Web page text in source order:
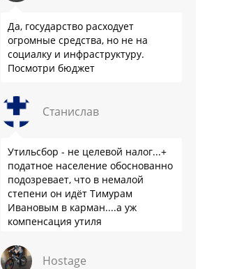
Да, государство расходует
огромные средства, но не на
социалку и инфраструктуру.
Посмотри бюджет
Станислав
Утильсбор - не целевой налог...+
податное население обоснованно
подозревает, что в немалой
степени он идёт Тимурам
Ивановым в карман....а уж
компенсация утиля
что прям эталон коррупции
Hostage